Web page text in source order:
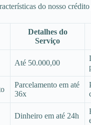
do nosso crédito
Detalhes do
Serviço
Até 50.000,00
Parcelamento em até
36x
Dinheiro em até 24h